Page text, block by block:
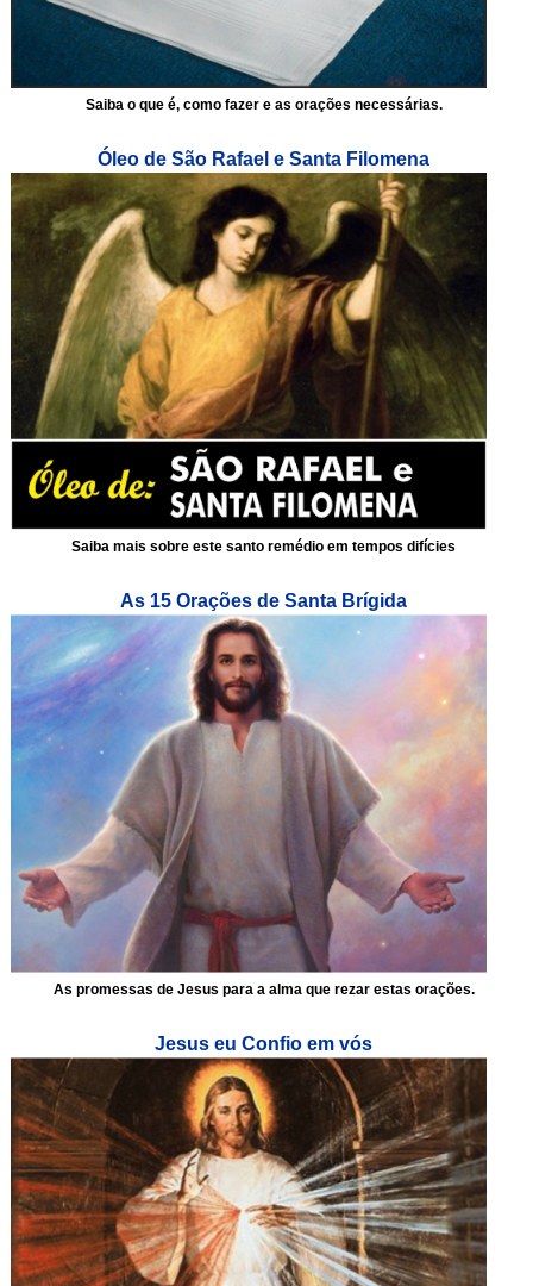
Saiba o que é, como fazer e as orações necessárias.
Óleo de São Rafael e Santa Filomena
Saiba mais sobre este santo remédio em tempos difícies
As 15 Orações de Santa Brígida
As promessas de Jesus para a alma que rezar estas orações.
Jesus eu Confio em vós